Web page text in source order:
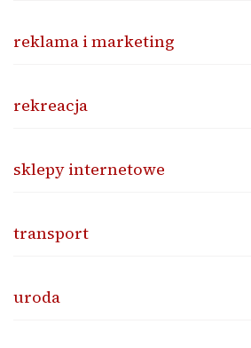
reklama i marketing
rekreacja
sklepy internetowe
transport
uroda